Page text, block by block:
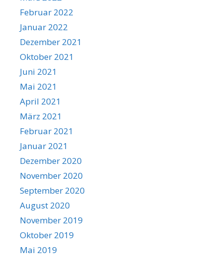
Februar 2022
Januar 2022
Dezember 2021
Oktober 2021
Juni 2021
Mai 2021
April 2021
März 2021
Februar 2021
Januar 2021
Dezember 2020
November 2020
September 2020
August 2020
November 2019
Oktober 2019
Mai 2019